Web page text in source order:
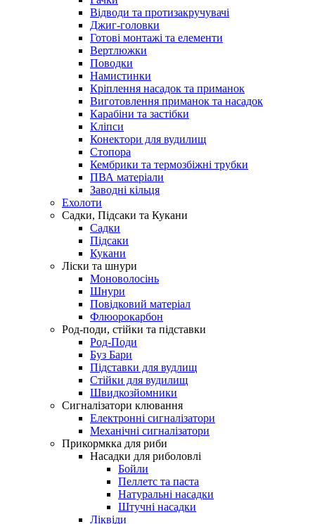
Відводи та протизакручувачі
Джиг-головки
Готові монтажі та елементи
Вертлюжки
Поводки
Намистинки
Кріплення насадок та приманок
Виготовлення приманок та насадок
Карабіни та застібки
Кліпси
Конектори для вудилищ
Стопора
Кембрики та термозбіжні трубки
ПВА матеріали
Заводні кільця
Ехолоти
Садки, Підсаки та Кукани
Садки
Підсаки
Кукани
Ліски та шнури
Моноволосінь
Шнури
Повідковий матеріал
Флюорокарбон
Род-поди, стійки та підставки
Род-Поди
Буз Бари
Підставки для вудлищ
Стійки для вудилищ
Швидкозйомники
Сигналізатори клювання
Електронні сигналізатори
Механічні сигналізатори
Прикормкка для риби
Насадки для риболовлі
Бойли
Пеллетс та паста
Натуральні насадки
Штучні насадки
Ліквіди